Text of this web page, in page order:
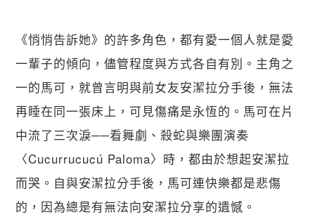
《悄悄告訴她》的許多角色，都有愛一個人就是愛
一輩子的傾向，儘管程度與方式各自有別。主角之
一的馬可，就曾言明與前女友安潔拉分手後，無法
再睡在同一張床上，可見傷痛是永恆的。馬可在片
中流了三次淚──看舞劇、殺蛇與樂團演奏
〈Cucurrucucú Paloma〉時，都由於想起安潔拉
而哭。自與安潔拉分手後，馬可連快樂都是悲傷
的，因為總是有無法向安潔拉分享的遺憾。